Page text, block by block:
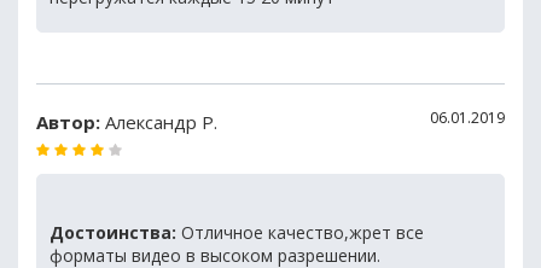
Автор: Александр Р. 06.01.2019
Достоинства: Отличное качество,жрет все
форматы видео в высоком разрешении.